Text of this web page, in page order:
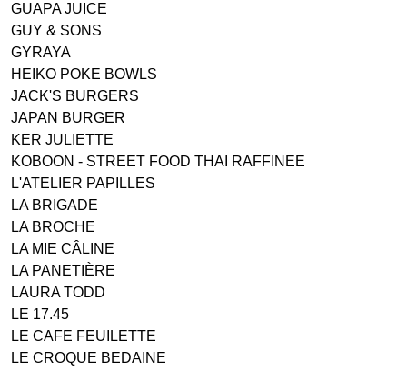
GUAPA JUICE
GUY & SONS
GYRAYA
HEIKO POKE BOWLS
JACK'S BURGERS
JAPAN BURGER
KER JULIETTE
KOBOON - STREET FOOD THAI RAFFINEE
L'ATELIER PAPILLES
LA BRIGADE
LA BROCHE
LA MIE CÂLINE
LA PANETIÈRE
LAURA TODD
LE 17.45
LE CAFE FEUILETTE
LE CROQUE BEDAINE